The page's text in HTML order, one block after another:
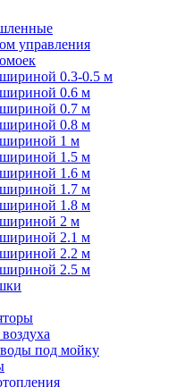
управления
0.3-0.5 м
0.6 м
0.7 м
0.8 м
1 м
1.5 м
1.6 м
1.7 м
1.8 м
2 м
2.1 м
2.2 м
2.5 м
под мойку